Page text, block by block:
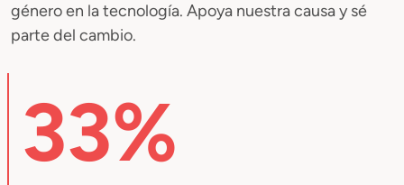
género en la tecnología. Apoya nuestra causa y sé
parte del cambio.
33%